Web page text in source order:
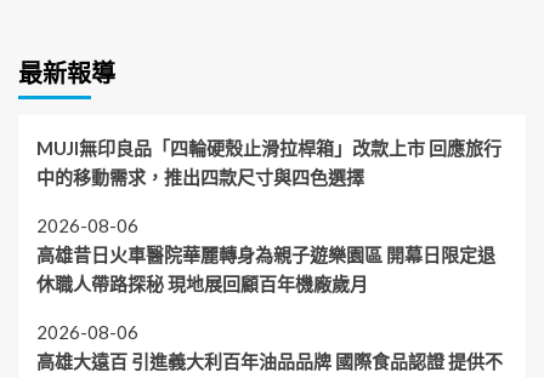
最新報導
MUJI無印良品「四輪硬殼止滑拉桿箱」改款上市 回應旅行
中的移動需求，推出四款尺寸與四色選擇
2026-08-06
高雄昔日火車醫院華麗轉身為親子遊樂園區 開幕日限定退
休職人帶路探秘 現地展回顧百年機廠歲月
2026-08-06
高雄大遠百 引進義大利百年油品品牌 國際食品認證 提供不